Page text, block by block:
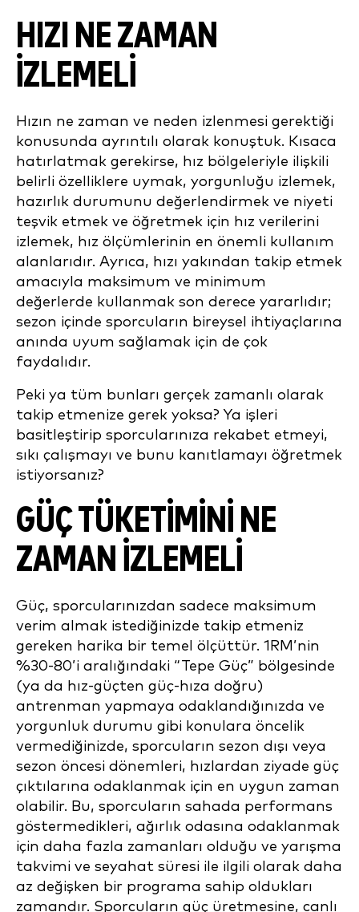
HIZI NE ZAMAN
İZLEMELİ
Hızın ne zaman ve neden izlenmesi gerektiği
konusunda ayrıntılı olarak konuştuk. Kısaca
hatırlatmak gerekirse, hız bölgeleriyle ilişkili
belirli özelliklere uymak, yorgunluğu izlemek,
hazırlık durumunu değerlendirmek ve niyeti
teşvik etmek ve öğretmek için hız verilerini
izlemek, hız ölçümlerinin en önemli kullanım
alanlarıdır. Ayrıca, hızı yakından takip etmek
amacıyla maksimum ve minimum
değerlerde kullanmak son derece yararlıdır;
sezon içinde sporcuların bireysel ihtiyaçlarına
anında uyum sağlamak için de çok
faydalıdır.
Peki ya tüm bunları gerçek zamanlı olarak
takip etmenize gerek yoksa? Ya işleri
basitleştirip sporcularınıza rekabet etmeyi,
sıkı çalışmayı ve bunu kanıtlamayı öğretmek
istiyorsanız?
GÜÇ TÜKETİMİNİ NE
ZAMAN İZLEMELİ
Güç, sporcularınızdan sadece maksimum
verim almak istediğinizde takip etmeniz
gereken harika bir temel ölçüttür. 1RM’nin
%30-80’i aralığındaki “Tepe Güç” bölgesinde
(ya da hız-güçten güç-hıza doğru)
antrenman yapmaya odaklandığınızda ve
yorgunluk durumu gibi konulara öncelik
vermediğinizde, sporcuların sezon dışı veya
sezon öncesi dönemleri, hızlardan ziyade güç
çıktılarına odaklanmak için en uygun zaman
olabilir. Bu, sporcuların sahada performans
göstermedikleri, ağırlık odasına odaklanmak
için daha fazla zamanları olduğu ve yarışma
takvimi ve seyahat süresi ile ilgili olarak daha
az değişken bir programa sahip oldukları
zamandır. Sporcuların güç üretmesine, canlı